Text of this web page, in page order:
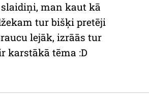
man kaut kā
tur bišķi pretēji
lejāk, izrāās tur
karstākā tēma :D